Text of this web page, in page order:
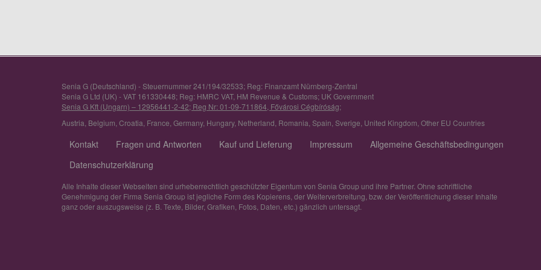
Senia G (Deutschland) - Steuernummer 241/194/32533; Reg: Finanzamt Nürnberg-Zentral
Senia G Ltd (UK) - VAT 161330448; Reg: HMRC VAT, HM Revenue & Customs; UK Government
Senia G Kft (Ungarn) – 12956441-2-42; Reg Nr: 01-09-711864, Fővárosi Cégbíróság;
Austria, Belgium,Croatia, France,Germany, Hungary, Netherland, Romania,Spain,Sverige, United Kingdom,Other EU Countries
Kontakt Fragen und Antworten Kauf und Lieferung Impressum
Allgemeine Geschäftsbedingungen
Datenschutzerklärung
Alle Inhalte dieser Webseiten sind urheberrechtlich geschützter Eigentum von Senia Group und ihre Partner. Ohne schriftliche
Genehmigung der Firma Senia Group ist jegliche Form des Kopierens, der Weiterverbreitung, bzw. der Veröffentlichung dieser Inhalte
ganz oder auszugsweise (z. B. Texte, Bilder, Grafiken, Fotos, Daten, etc.) gänzlich untersagt.